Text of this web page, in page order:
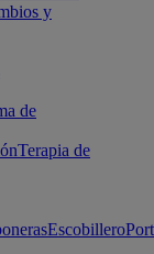
y
de
Terapia de
Escobillero